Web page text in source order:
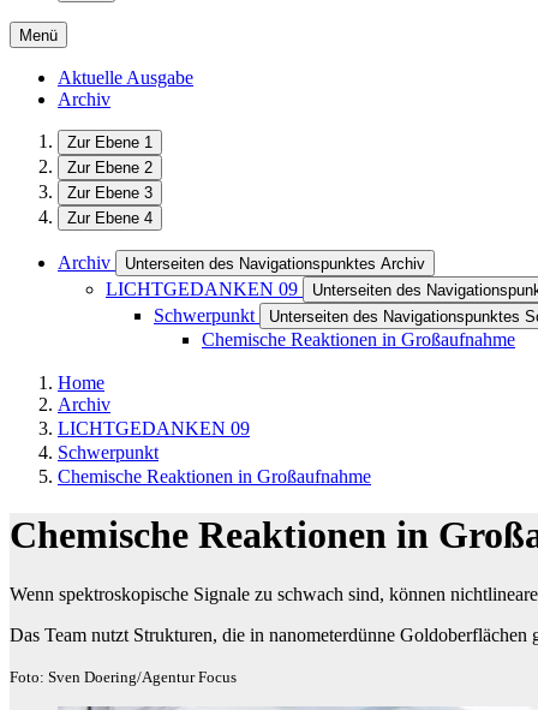
Menü
Aktuelle Ausgabe
Archiv
Zur Ebene 1
Zur Ebene 2
Zur Ebene 3
Zur Ebene 4
Archiv Unterseiten des Navigationspunktes Archiv
LICHTGEDANKEN 09 Unterseiten des
Schwerpunkt Unterseiten des Navigationspunktes
Chemische Reaktionen in Großaufnahme
Home
Archiv
LICHTGEDANKEN 09
Schwerpunkt
Chemische Reaktionen in Großaufnahme
Chemische Reaktionen in
Wenn spektroskopische Signale zu schwach sind, können
Das Team nutzt Strukturen, die in nanometerdünne Goldoberflächen
Foto: Sven Doering/Agentur Focus